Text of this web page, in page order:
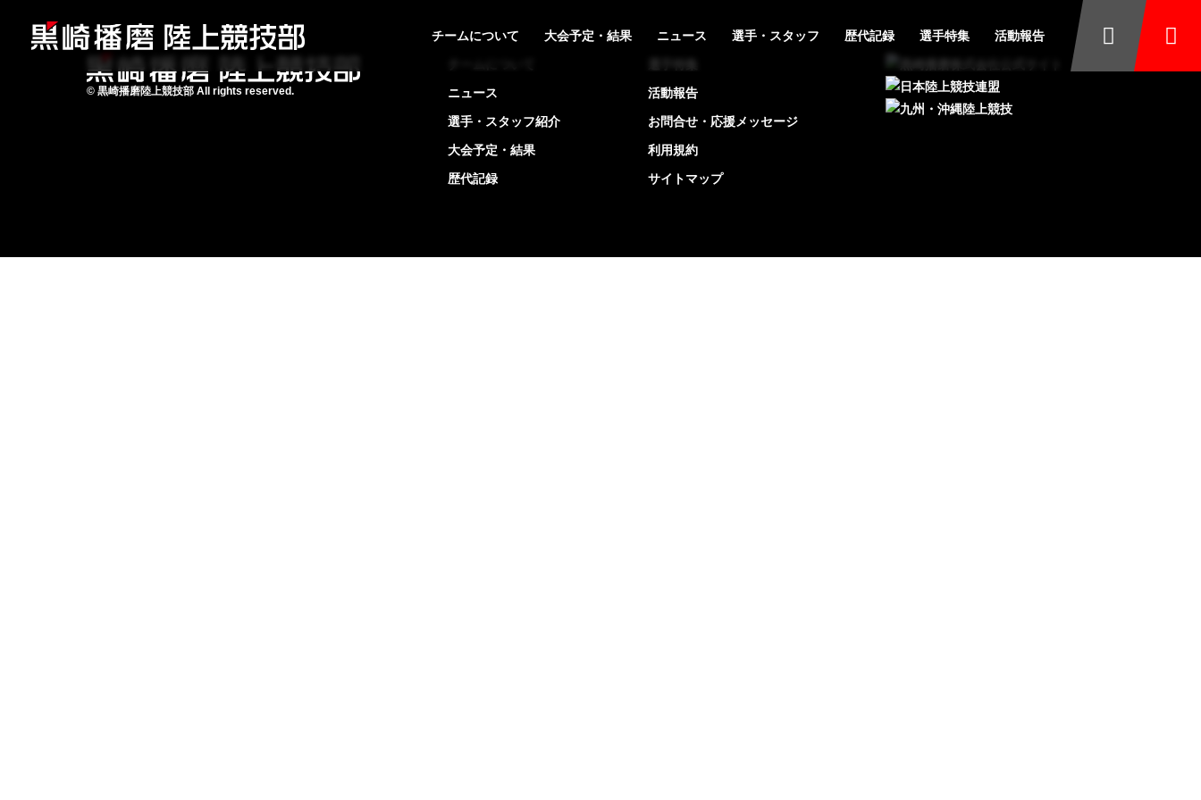
チームについて 大会予定・結果 ニュース 選手・スタッフ 歴代記録 選手特集 活動報告
© 黒崎播磨陸上競技部 All rights reserved.
ニュース
選手・スタッフ紹介
大会予定・結果
歴代記録
活動報告
お問合せ・応援メッセージ
利用規約
サイトマップ